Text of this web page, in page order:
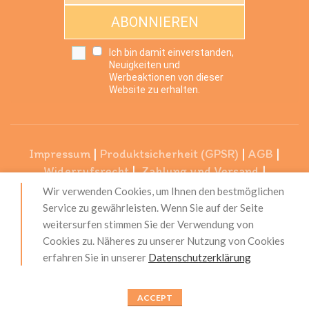
ABONNIEREN
Ich bin damit einverstanden,
Neuigkeiten und
Werbeaktionen von dieser
Website zu erhalten.
Impressum | Produktsicherheit (GPSR) | AGB |
Widerrufsrecht|Zahlung und Versand|
Datenschutzerklärung|Über Uns|Unser Service
Kontakt |Blog
Wir verwenden Cookies, um Ihnen den bestmöglichen
Service zu gewährleisten. Wenn Sie auf der Seite
weitersurfen stimmen Sie der Verwendung von
Cookies zu. Näheres zu unserer Nutzung von Cookies
erfahren Sie in unserer Datenschutzerklärung
ACCEPT